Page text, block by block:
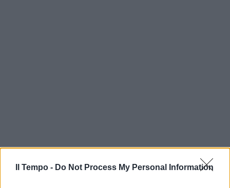
Il Tempo - Do Not Process My Personal Information